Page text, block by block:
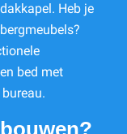
Heb je
bed met